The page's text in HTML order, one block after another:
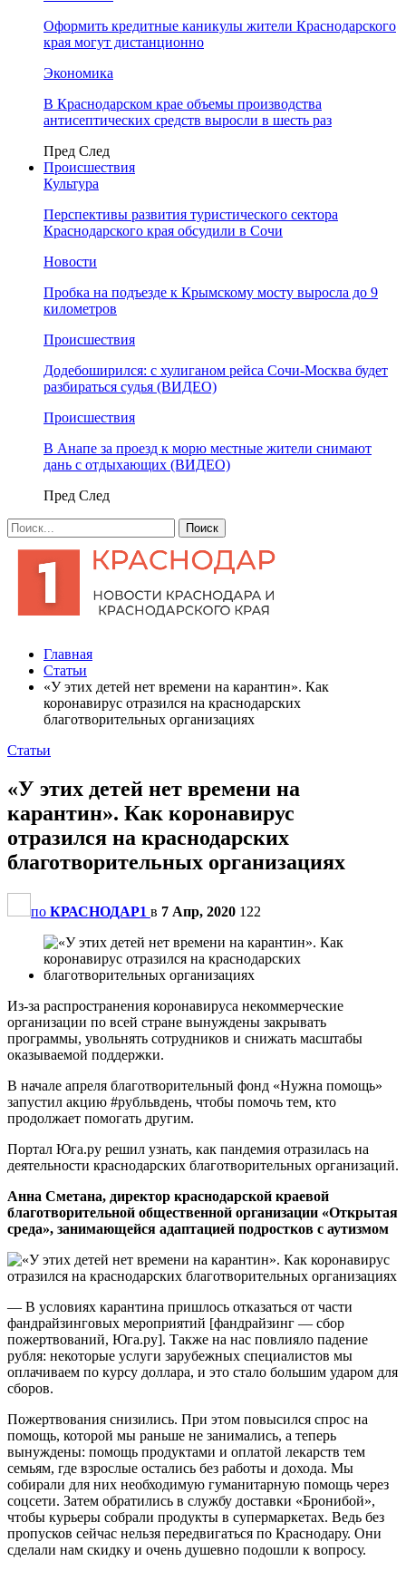
Оформить кредитные каникулы жители Краснодарского
края могут дистанционно
Экономика
В Краснодарском крае объемы производства
антисептических средств выросли в шесть раз
Пред След
Происшествия
Культура
Перспективы развития туристического сектора
Краснодарского края обсудили в Сочи
Новости
Пробка на подъезде к Крымскому мосту выросла до 9
километров
Происшествия
Додебоширился: с хулиганом рейса Сочи-Москва будет
разбираться судья (ВИДЕО)
Происшествия
В Анапе за проезд к морю местные жители снимают
дань с отдыхающих (ВИДЕО)
Пред След
Главная
Статьи
«У этих детей нет времени на карантин». Как
коронавирус отразился на краснодарских
благотворительных организациях
Статьи
«У этих детей нет времени на
карантин». Как коронавирус
отразился на краснодарских
благотворительных организациях
по КРАСНОДАР1 в 7 Апр, 2020 122
Из-за распространения коронавируса некоммерческие
организации по всей стране вынуждены закрывать
программы, увольнять сотрудников и снижать масштабы
оказываемой поддержки.
В начале апреля благотворительный фонд «Нужна помощь»
запустил акцию #рубльвдень, чтобы помочь тем, кто
продолжает помогать другим.
Портал Юга.ру решил узнать, как пандемия отразилась на
деятельности краснодарских благотворительных организаций.
Анна Сметана, директор краснодарской краевой
благотворительной общественной организации «Открытая
среда», занимающейся адаптацией подростков с аутизмом
— В условиях карантина пришлось отказаться от части
фандрайзинговых мероприятий [фандрайзинг — сбор
пожертвований, Юга.ру]. Также на нас повлияло падение
рубля: некоторые услуги зарубежных специалистов мы
оплачиваем по курсу доллара, и это стало большим ударом для
сборов.
Пожертвования снизились. При этом повысился спрос на
помощь, которой мы раньше не занимались, а теперь
вынуждены: помощь продуктами и оплатой лекарств тем
семьям, где взрослые остались без работы и дохода. Мы
собирали для них необходимую гуманитарную помощь через
соцсети. Затем обратились в службу доставки «Бронибой»,
чтобы курьеры собрали продукты в супермаркетах. Ведь без
пропусков сейчас нельзя передвигаться по Краснодару. Они
сделали нам скидку и очень душевно подошли к вопросу.